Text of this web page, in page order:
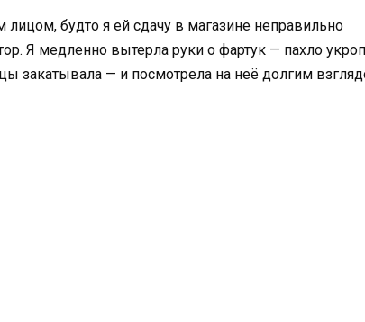
лицом, будто я ей сдачу в магазине неправильно
Я медленно вытерла руки о фартук — пахло
закатывала — и посмотрела на неё долгим